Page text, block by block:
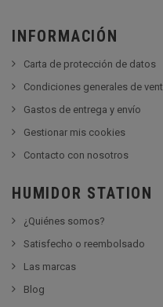
INFORMACIÓN
Carta de protección de datos
Condiciones generales de
Gastos de entrega y envío
Gestionar mis cookies
Contacto con nosotros
HUMIDOR STATION
¿Quiénes somos?
Satisfecho o reembolsado
Las marcas
Blog